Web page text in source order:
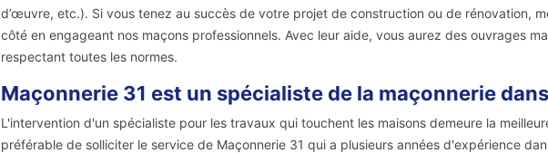
d’œuvre, etc.). Si vous tenez au succès de votre projet de construction ou de rénovation,
côté en engageant nos maçons professionnels. Avec leur aide, vous aurez des ouvrages
respectant toutes les normes.
Maçonnerie 31 est un spécialiste de la maçonnerie
L'intervention d'un spécialiste pour les travaux qui touchent les maisons demeure la
préférable de solliciter le service de Maçonnerie 31 qui a plusieurs années d'expérience